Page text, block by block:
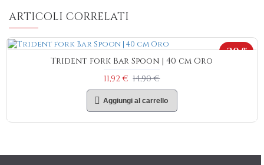
ARTICOLI CORRELATI
-20 %
Trident fork Bar Spoon | 40 cm Oro
11,92 € 14,90 €
Aggiungi al carrello